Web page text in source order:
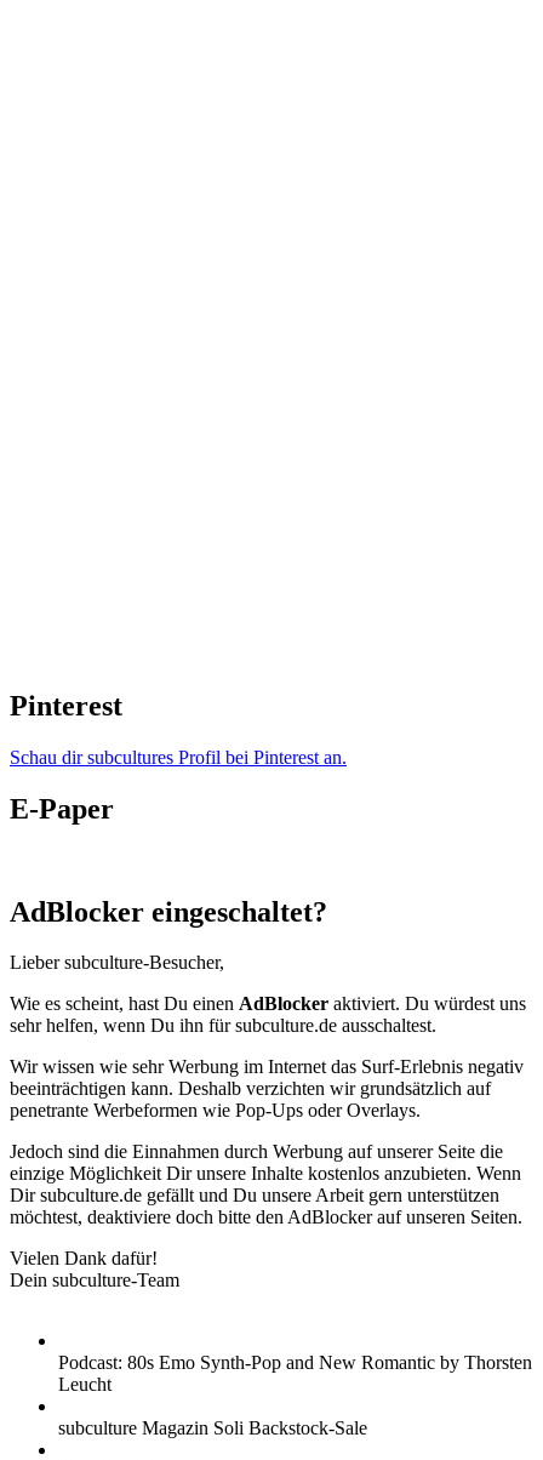
Pinterest
Schau dir subcultures Profil bei Pinterest an.
E-Paper
AdBlocker eingeschaltet?
Lieber subculture-Besucher,
Wie es scheint, hast Du einen AdBlocker aktiviert. Du würdest uns
sehr helfen, wenn Du ihn für subculture.de ausschaltest.
Wir wissen wie sehr Werbung im Internet das Surf-Erlebnis negativ
beeinträchtigen kann. Deshalb verzichten wir grundsätzlich auf
penetrante Werbeformen wie Pop-Ups oder Overlays.
Jedoch sind die Einnahmen durch Werbung auf unserer Seite die
einzige Möglichkeit Dir unsere Inhalte kostenlos anzubieten. Wenn
Dir subculture.de gefällt und Du unsere Arbeit gern unterstützen
möchtest, deaktiviere doch bitte den AdBlocker auf unseren Seiten.
Vielen Dank dafür!
Dein subculture-Team
Podcast: 80s Emo Synth-Pop and New Romantic by Thorsten
Leucht
subculture Magazin Soli Backstock-Sale